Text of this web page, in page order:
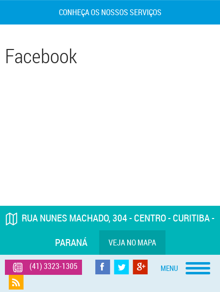
CONHEÇA OS NOSSOS SERVIÇOS
Facebook
RUA NUNES MACHADO, 304 - CENTRO - CURITIBA -
PARANÁ
VEJA NO MAPA
(41) 3323-1305